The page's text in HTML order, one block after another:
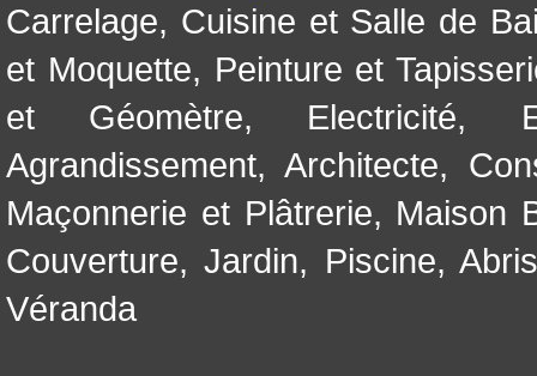
Carrelage, Cuisine et Salle de
et Moquette, Peinture et
et Géomètre, Electricité,
Agrandissement, Architecte,
Maçonnerie et Plâtrerie, Maison
Couverture,Jardin, Piscine,
Véranda